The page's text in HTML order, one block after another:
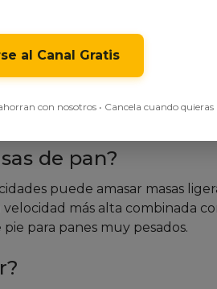
que el metal.
de pan?
puede amasar masas
más alta combinada
para panes muy pesados.
al Canal Gratis
con nosotros • Cancela cuando quieras